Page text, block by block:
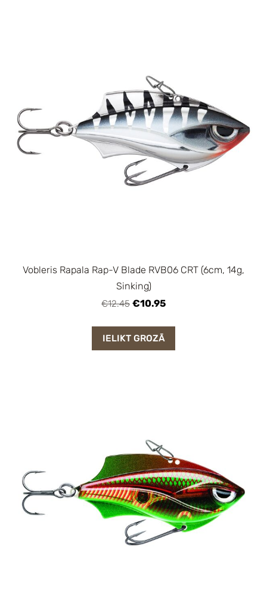
Vobleris Rapala Rap-V Blade RVB06 CRT (6cm, 14g,
Sinking)
€12.45 €10.95
IELIKT GROZĀ